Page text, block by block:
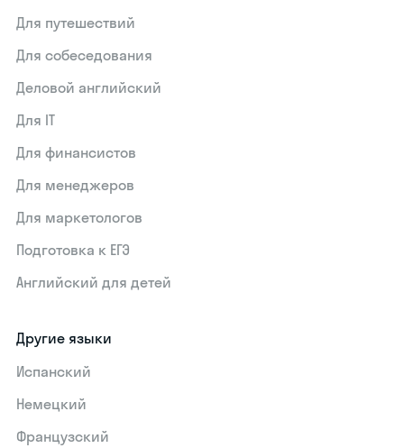
Для путешествий
Для собеседования
Деловой английский
Для IT
Для финансистов
Для менеджеров
Для маркетологов
Подготовка к ЕГЭ
Английский для детей
Другие языки
Испанский
Немецкий
Французский